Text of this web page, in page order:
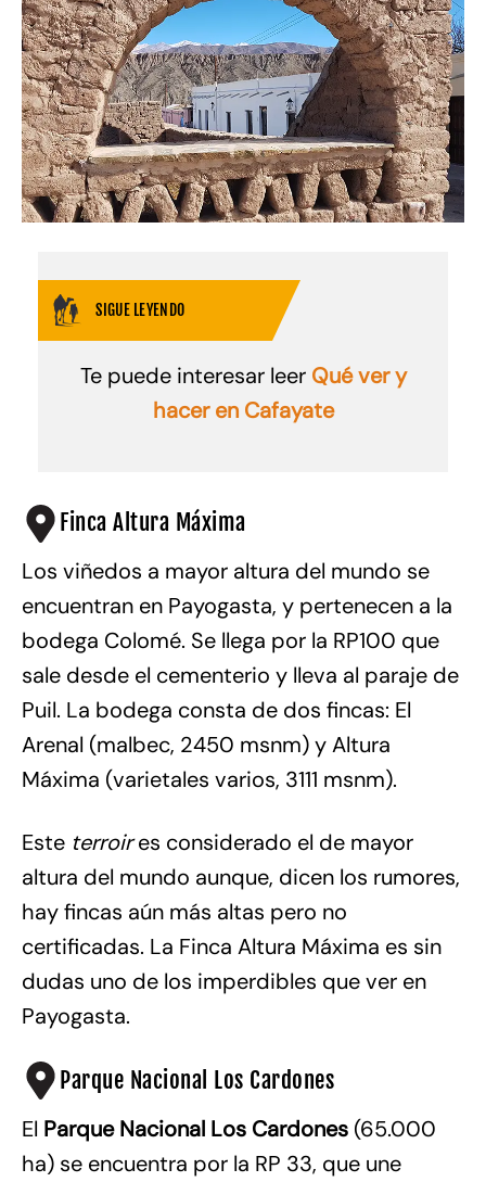
SIGUE LEYENDO
Te puede interesar leer Qué ver y
hacer en Cafayate
Finca Altura Máxima
Los viñedos a mayor altura del mundo se
encuentran en Payogasta, y pertenecen a la
bodega Colomé. Se llega por la RP100 que
sale desde el cementerio y lleva al paraje de
Puil. La bodega consta de dos fincas: El
Arenal (malbec, 2450 msnm) y Altura
Máxima (varietales varios, 3111 msnm).
Este terroires considerado el de mayor
altura del mundo aunque, dicen los rumores,
hay fincas aún más altas pero no
certificadas. La Finca Altura Máxima es sin
dudas uno de los imperdibles que ver en
Payogasta.
Parque Nacional Los Cardones
El Parque Nacional Los Cardones (65.000
ha) se encuentra por la RP 33, que une